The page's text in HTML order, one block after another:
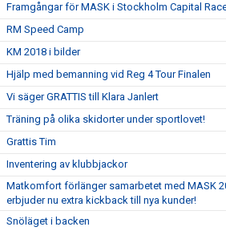
Framgångar för MASK i Stockholm Capital
RM Speed Camp
KM 2018 i bilder
Hjälp med bemanning vid Reg 4 Tour Finalen
Vi säger GRATTIS till Klara Janlert
Träning på olika skidorter under sportlovet!
Grattis Tim
Inventering av klubbjackor
Matkomfort förlänger samarbetet med MASK
erbjuder nu extra kickback till nya kunder!
Snöläget i backen